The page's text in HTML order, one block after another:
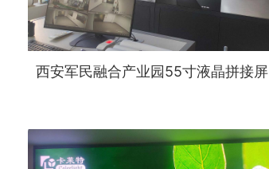
西安军民融合产业园55寸液晶拼接屏